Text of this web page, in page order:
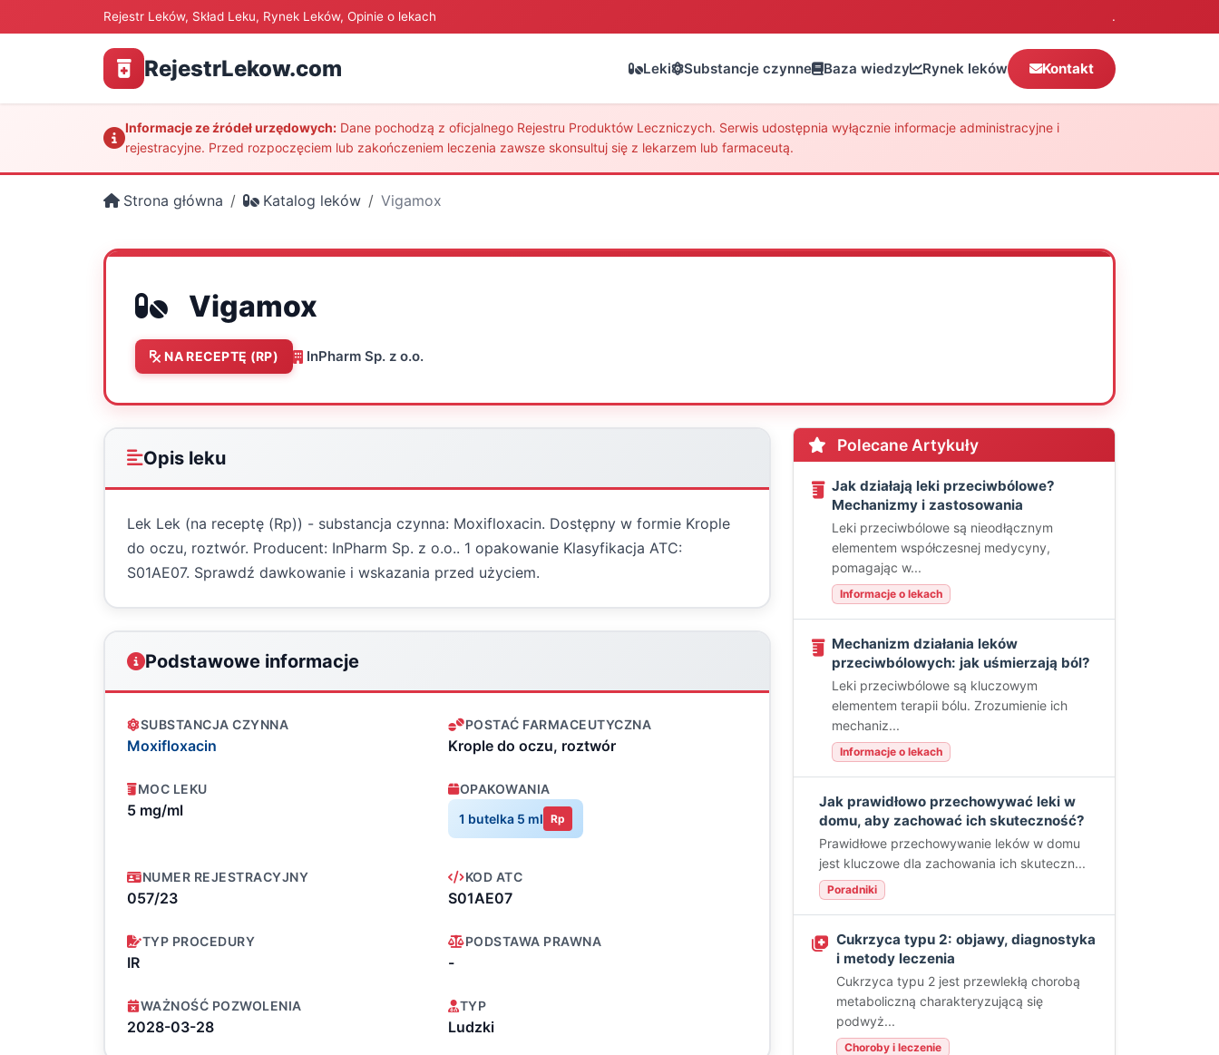
Rejestr Leków, Skład Leku, Rynek Leków, Opinie o lekach .
RejestrLekow.com Leki Substancje czynne Baza wiedzy Rynek leków Kontakt
Informacje ze źródeł urzędowych: Dane pochodzą z oficjalnego Rejestru Produktów Leczniczych. Serwis udostępnia wyłącznie informacje administracyjne i
rejestracyjne. Przed rozpoczęciem lub zakończeniem leczenia zawsze skonsultuj się z lekarzem lub farmaceutą.
Strona główna Katalog leków Vigamox
Vigamox
NA RECEPTĘ (RP) InPharm Sp. z o.o.
Opis leku
Lek Lek (na receptę (Rp)) - substancja czynna: Moxifloxacin. Dostępny w formie Krople
do oczu, roztwór. Producent: InPharm Sp. z o.o.. 1 opakowanie Klasyfikacja ATC:
S01AE07. Sprawdź dawkowanie i wskazania przed użyciem.
Podstawowe informacje
SUBSTANCJA CZYNNA
Moxifloxacin
POSTAĆ FARMACEUTYCZNA
Krople do oczu, roztwór
MOC LEKU
5 mg/ml
OPAKOWANIA
1 butelka 5 ml Rp
NUMER REJESTRACYJNY
057/23
KOD ATC
S01AE07
TYP PROCEDURY
IR
PODSTAWA PRAWNA
-
WAŻNOŚĆ POZWOLENIA
2028-03-28
TYP
Ludzki
Polecane Artykuły
Jak działają leki przeciwbólowe?
Mechanizmy i zastosowania
Leki przeciwbólowe są nieodłącznym
elementem współczesnej medycyny,
pomagając w...
Informacje o lekach
Mechanizm działania leków
przeciwbólowych: jak uśmierzają ból?
Leki przeciwbólowe są kluczowym
elementem terapii bólu. Zrozumienie ich
mechaniz...
Informacje o lekach
Jak prawidłowo przechowywać leki w
domu, aby zachować ich skuteczność?
Prawidłowe przechowywanie leków w domu
jest kluczowe dla zachowania ich skuteczn...
Poradniki
Cukrzyca typu 2: objawy, diagnostyka
i metody leczenia
Cukrzyca typu 2 jest przewlekłą chorobą
metaboliczną charakteryzującą się
podwyż...
Choroby i leczenie